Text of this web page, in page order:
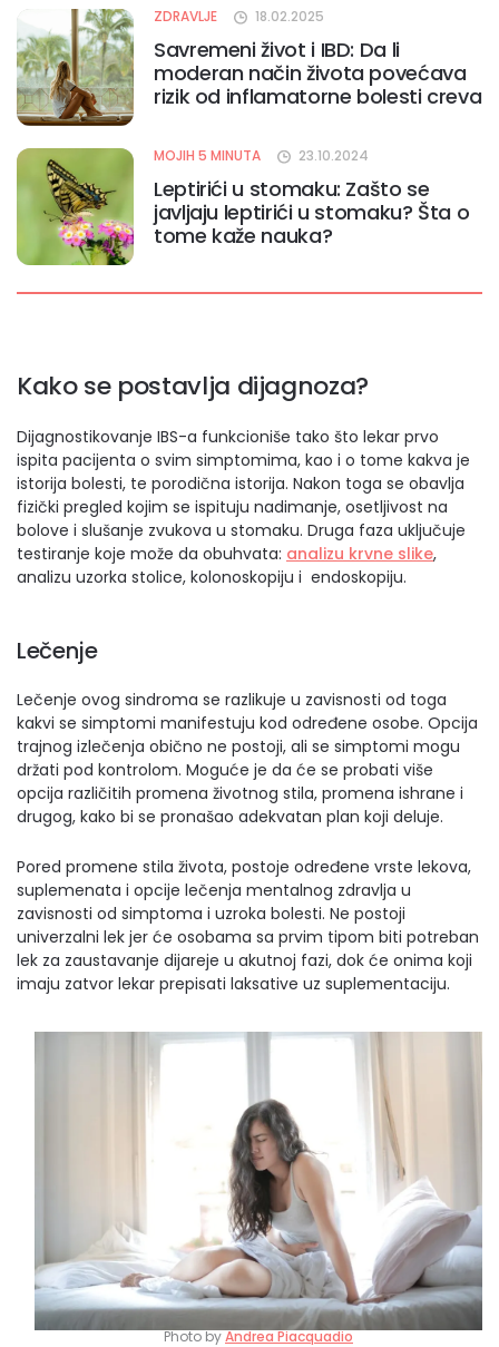
ZDRAVLJE 18.02.2025
Savremeni život i IBD: Da li
moderan način života povećava
rizik od inflamatorne bolesti creva
MOJIH 5 MINUTA 23.10.2024
Leptirići u stomaku: Zašto se
javljaju leptirići u stomaku? Šta o
tome kaže nauka?
Kako se postavlja dijagnoza?
Dijagnostikovanje IBS-a funkcioniše tako što lekar prvo
ispita pacijenta o svim simptomima, kao i o tome kakva je
istorija bolesti, te porodična istorija. Nakon toga se obavlja
fizički pregled kojim se ispituju nadimanje, osetljivost na
bolove i slušanje zvukova u stomaku. Druga faza uključuje
testiranje koje može da obuhvata: analizu krvne slike,
analizu uzorka stolice, kolonoskopiju i endoskopiju.
Lečenje
Lečenje ovog sindroma se razlikuje u zavisnosti od toga
kakvi se simptomi manifestuju kod određene osobe. Opcija
trajnog izlečenja obično ne postoji, ali se simptomi mogu
držati pod kontrolom. Moguće je da će se probati više
opcija različitih promena životnog stila, promena ishrane i
drugog, kako bi se pronašao adekvatan plan koji deluje.
Pored promene stila života, postoje određene vrste lekova,
suplemenata i opcije lečenja mentalnog zdravlja u
zavisnosti od simptoma i uzroka bolesti. Ne postoji
univerzalni lek jer će osobama sa prvim tipom biti potreban
lek za zaustavanje dijareje u akutnoj fazi, dok će onima koji
imaju zatvor lekar prepisati laksative uz suplementaciju.
Photo byAndrea Piacquadio